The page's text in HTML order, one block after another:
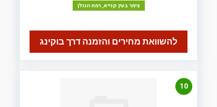
צימר בעין קנייא, רמת הגולן
להשוואת מחירים והזמנה דרך בוקינג
10